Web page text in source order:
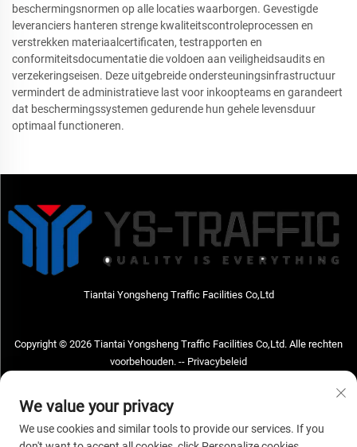
beschermingsnormen op alle locaties waarborgen. Gevestigde
leveranciers hanteren strenge kwaliteitscontroleprocessen en
verstrekken materiaalcertificaten, testrapporten en
conformiteitsdocumentatie die voldoen aan veiligheidsaudits en
verzekeringseisen. Deze uitgebreide ondersteuningsinfrastructuur
vermindert de administratieve last voor inkoopteams en garandeert
dat beschermingssystemen gedurende hun gehele levensduur
optimaal functioneren.
Tiantai Yongsheng Traffic Facilities Co,Ltd
Copyright © 2026 Tiantai Yongsheng Traffic Facilities Co,Ltd. Alle rechten
voorbehouden. -- Privacybeleid
Address: Tiantai Yongsheng Traffic Facilities Co,Ltd Adres; No.73 Hongchou
West Road, Hongchou town, Tiantai county, Taizhou City, Zhejiang Provice,
We value your privacy
We use cookies and similar tools to provide our services. If you